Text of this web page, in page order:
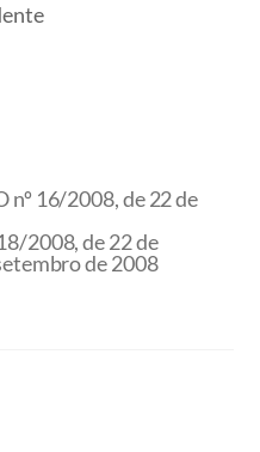
16/2008, de 22 de
2008, de 22 de
de 2008